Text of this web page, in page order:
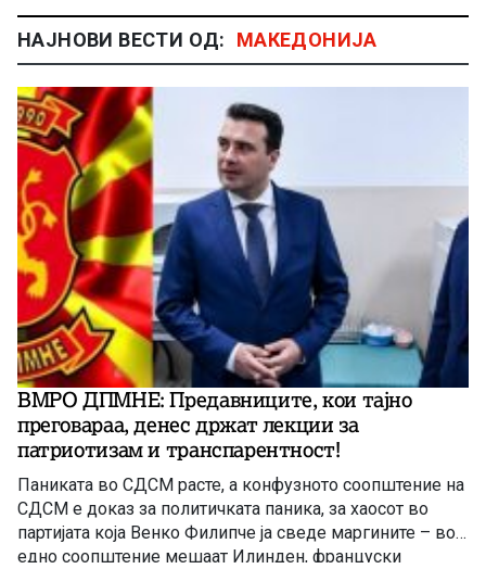
НАЈНОВИ ВЕСТИ ОД: МАКЕДОНИЈА
ВМРО ДПМНЕ: Предавниците, кои тајно
преговараа, денес држат лекции за
патриотизам и транспарентност!
Паниката во СДСМ расте, а конфузното соопштение на
СДСМ е доказ за политичката паника, за хаосот во
партијата која Венко Филипче ја сведе маргините – во
едно соопштение мешаат Илинден, француски